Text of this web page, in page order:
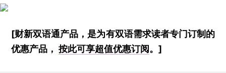
[财新双语通产品，是为有双语需求读者专门订制的
优惠产品，按此可享超值优惠订阅。]